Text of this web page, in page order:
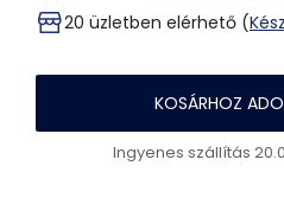
20 üzletben elérhető (
KOSÁRHOZ
Ingyenes szállítás